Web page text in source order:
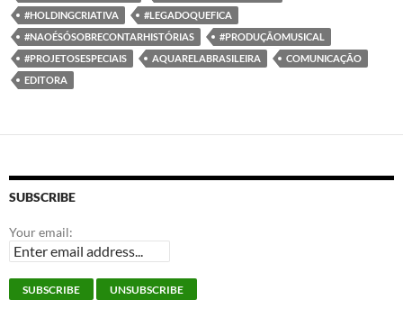
#HOLDINGCRIATIVA
#LEGADOQUEFICA
#NAOÉSÓSOBRECONTARHISTÓRIAS
#PRODUÇÃOMUSICAL
#PROJETOSESPECIAIS
AQUARELABRASILEIRA
COMUNICAÇÃO
EDITORA
SUBSCRIBE
Your email: